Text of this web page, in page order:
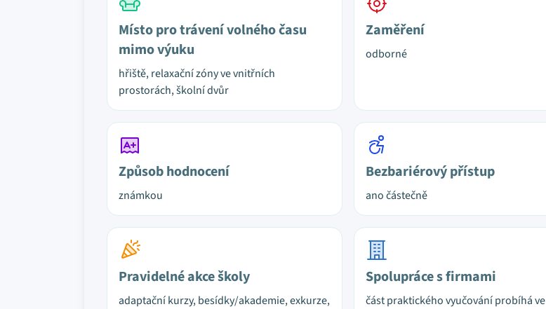
Místo pro trávení volného času
mimo výuku
hřiště, relaxační zóny ve vnitřních
prostorách, školní dvůr
Zaměření
odborné
Způsob hodnocení
známkou
Bezbariérový přístup
ano částečně
Pravidelné akce školy
adaptační kurzy, besídky/akademie, exkurze,
Spolupráce s firmami
část praktického vyučování probíhá ve